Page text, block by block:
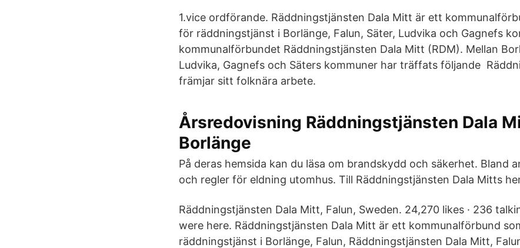
1.vice ordförande. Räddningstjänsten Dala Mitt är ett
för räddningstjänst i Borlänge, Falun, Säter, Ludvika och Gagnefs
kommunalförbundet Räddningstjänsten Dala Mitt (RDM). Mellan
Ludvika, Gagnefs och Säters kommuner har träffats följande
främjar sitt folknära arbete.
Årsredovisning Räddningstjänsten Dala
Borlänge
På deras hemsida kan du läsa om brandskydd och säkerhet. Bland
och regler för eldning utomhus. Till Räddningstjänsten Dala Mitts
Räddningstjänsten Dala Mitt, Falun, Sweden. 24,270 likes · 236
were here. Räddningstjänsten Dala Mitt är ett kommunalförbund
räddningstjänst i Borlänge, Falun, Räddningstjänsten Dala Mitt,